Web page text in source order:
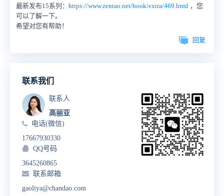
最新发布15系列： https://www.zentao.net/book/extra/469.html ，您
可以了解一下。
希望对您有帮助！
回复
联系我们
联系人
高丽亚
电话(微信)
17667930330
QQ号码
3645260865
联系邮箱
gaoliya@chandao.com